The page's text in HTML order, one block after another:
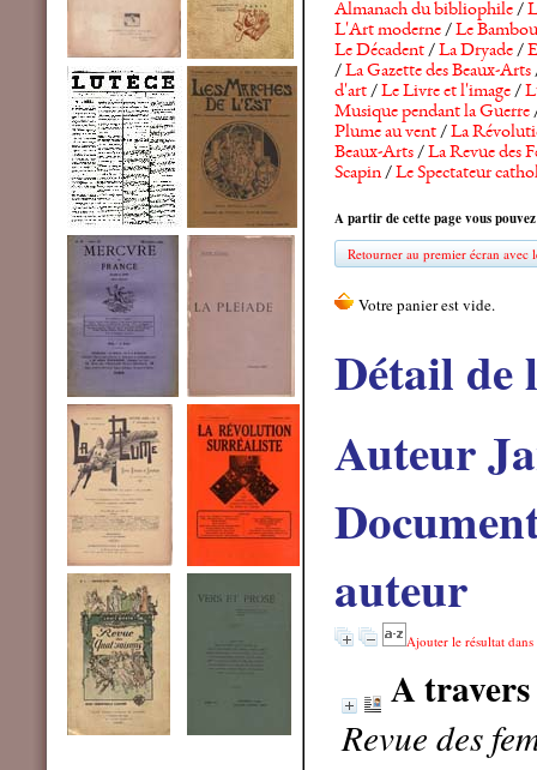
Almanach du bibliophile/
L'Art moderne/Le Bambou
Le Décadent/La Dryade/
/La Gazette des Beaux-Arts
d'art/Le Livre et l'image/
Musique pendant la Guerre
Plume au vent/La
Beaux-Arts/La Revue des
Scapin/Le Spectateur
A partir de cette page vous
Retourner au premier écran avec
Détail de
Auteur
auteur
Ajouter le résultat
A
Revue des